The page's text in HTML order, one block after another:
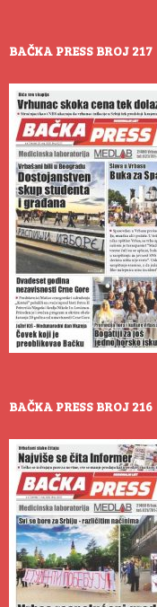
BAČKA PRESS BROJ 217
BAČKA PRESS BROJ 216